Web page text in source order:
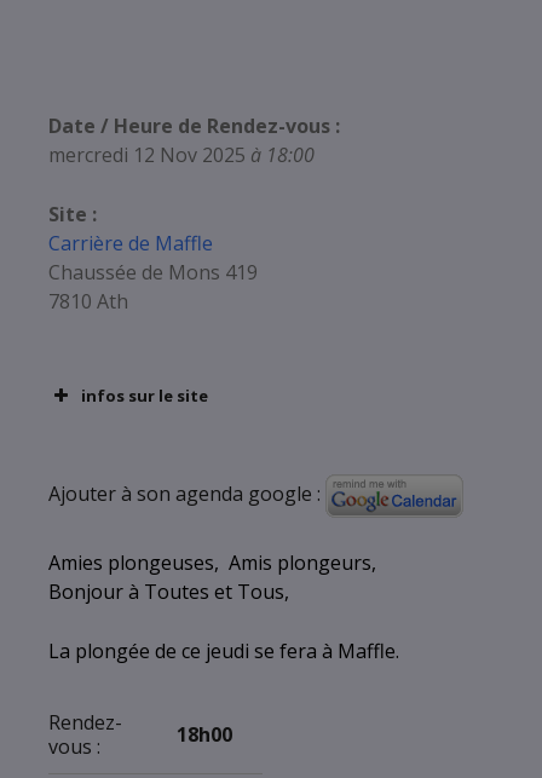
Date / Heure de Rendez-vous :
mercredi 12 Nov 2025 à 18:00
Site :
Carrière de Maffle
Chaussée de Mons 419
7810 Ath
infos sur le site
Ajouter à son agenda google :
Amies plongeuses, Amis plongeurs,
Bonjour à Toutes et Tous,
La plongée de ce jeudi se fera à Maffle.
Rendez-
vous :
18h00